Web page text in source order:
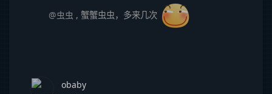
@虫虫 , 蟹蟹虫虫，多来几次
obaby